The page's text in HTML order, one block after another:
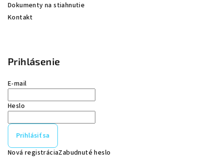
Dokumenty na stiahnutie
Kontakt
Prihlásenie
E-mail
Heslo
Prihlásiť sa
Nová registráciaZabudnuté heslo